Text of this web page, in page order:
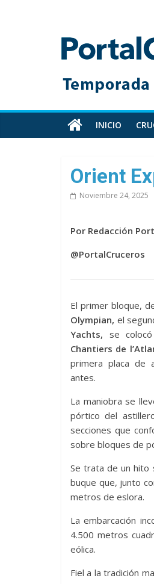
Toda
información
cruceros
en
un
sitio
INICIO
Orient
Noviembre 24, 2025
Por Redacción
@PortalCruceros
El primer bloque,
Olympian, el
Yachts, se
Chantiers de
primera placa de
antes.
La maniobra se
pórtico del
secciones que
sobre bloques de
Se trata de un hito
buque que, junto
metros de eslora.
La embarcación
4.500 metros
eólica.
Fiel a la tradición